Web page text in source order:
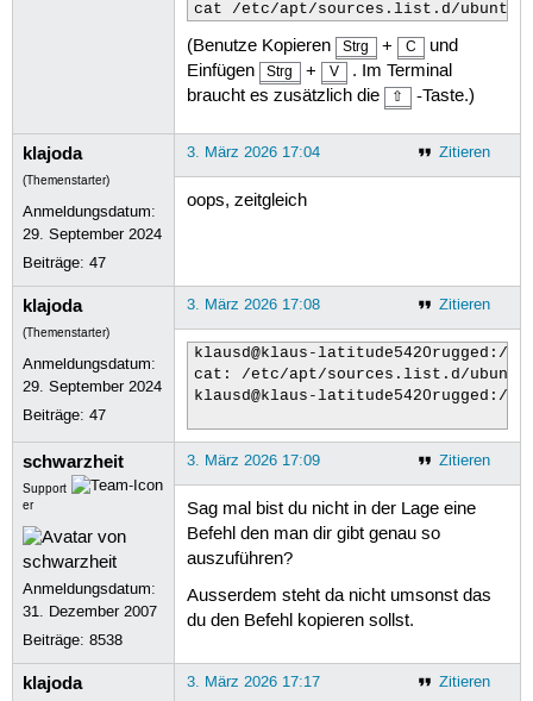
cat /etc/apt/sources.list.d/
(Benutze Kopieren Strg + C
und
Einfügen
Strg + V
. Im Terminal
braucht es zusätzlich die
⇧ -Taste.)
klajoda
(Themenstarter)
Anmeldungsdatum:
29. September 2024
Beiträge:47
Zitieren
3. März 2026 17:04
oops, zeitgleich
klajoda
(Themenstarter)
Anmeldungsdatum:
29. September 2024
Beiträge:47
Zitieren
3. März 2026 17:08
klausd@klaus-
cat: /etc/apt/
schwarzheit
Support
er
Anmeldungsdatum:
31. Dezember 2007
Beiträge:8538
Zitieren
3. März 2026 17:09
Sag mal bist du nicht in der Lage eine
Befehl den man dir gibt genau so
auszuführen?
Ausserdem steht da nicht umsonst das
du den Befehl kopieren sollst.
klajoda Zitieren
3. März 2026 17:17